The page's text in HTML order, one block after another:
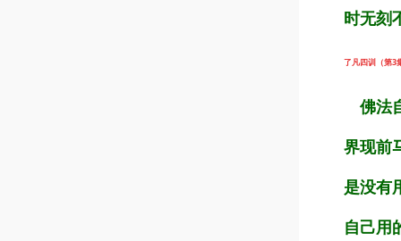
时无刻
了凡四训（第3
佛法
界现前
是没有
自己用